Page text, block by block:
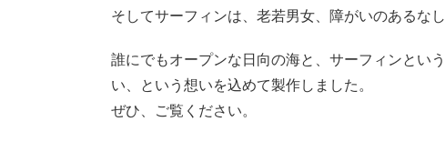
そしてサーフィンは、老若男女、障がいのあるな
誰にでもオープンな日向の海と、サーフィンとい
い、という想いを込めて製作しました。
ぜひ、ご覧ください。